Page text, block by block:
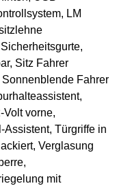
LM
Sitz Fahrer
Fahrer
Volt vorne,
Assistent, Türgriffe in
Verglasung
mit